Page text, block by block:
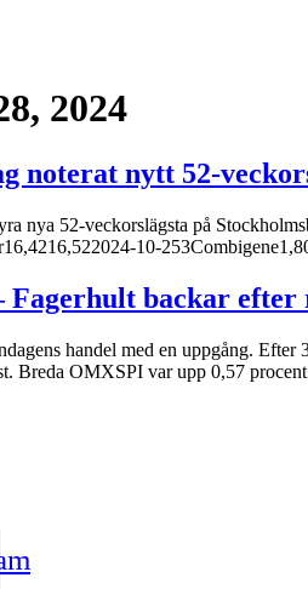
2024
noterat nytt 52-
nya 52-veckorslägsta på
10-
Fagerhult backar efter
handel med en uppgång.
Breda OMXSPI var upp 0,57